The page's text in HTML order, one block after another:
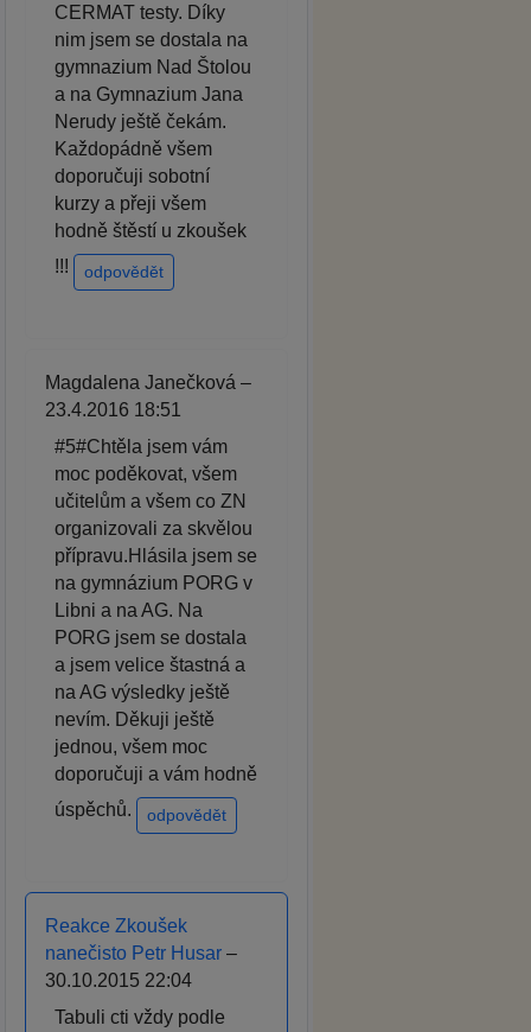
CERMAT testy. Díky
nim jsem se dostala na
gymnazium Nad Štolou
a na Gymnazium Jana
Nerudy ještě čekám.
Každopádně všem
doporučuji sobotní
kurzy a přeji všem
hodně štěstí u zkoušek
!!!
odpovědět
Magdalena Janečková –
23.4.2016 18:51
#5#Chtěla jsem vám
moc poděkovat, všem
učitelům a všem co ZN
organizovali za skvělou
přípravu.Hlásila jsem se
na gymnázium PORG v
Libni a na AG. Na
PORG jsem se dostala
a jsem velice štastná a
na AG výsledky ještě
nevím. Děkuji ještě
jednou, všem moc
doporučuji a vám hodně
úspěchů.
odpovědět
Reakce Zkoušek
nanečisto Petr Husar –
30.10.2015 22:04
Tabuli cti vždy podle